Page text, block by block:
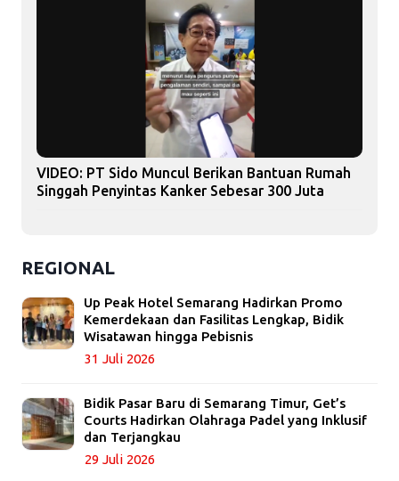
VIDEO: PT Sido Muncul Berikan Bantuan Rumah
Singgah Penyintas Kanker Sebesar 300 Juta
REGIONAL
Up Peak Hotel Semarang Hadirkan Promo
Kemerdekaan dan Fasilitas Lengkap, Bidik
Wisatawan hingga Pebisnis
31 Juli 2026
Bidik Pasar Baru di Semarang Timur, Get’s
Courts Hadirkan Olahraga Padel yang Inklusif
dan Terjangkau
29 Juli 2026